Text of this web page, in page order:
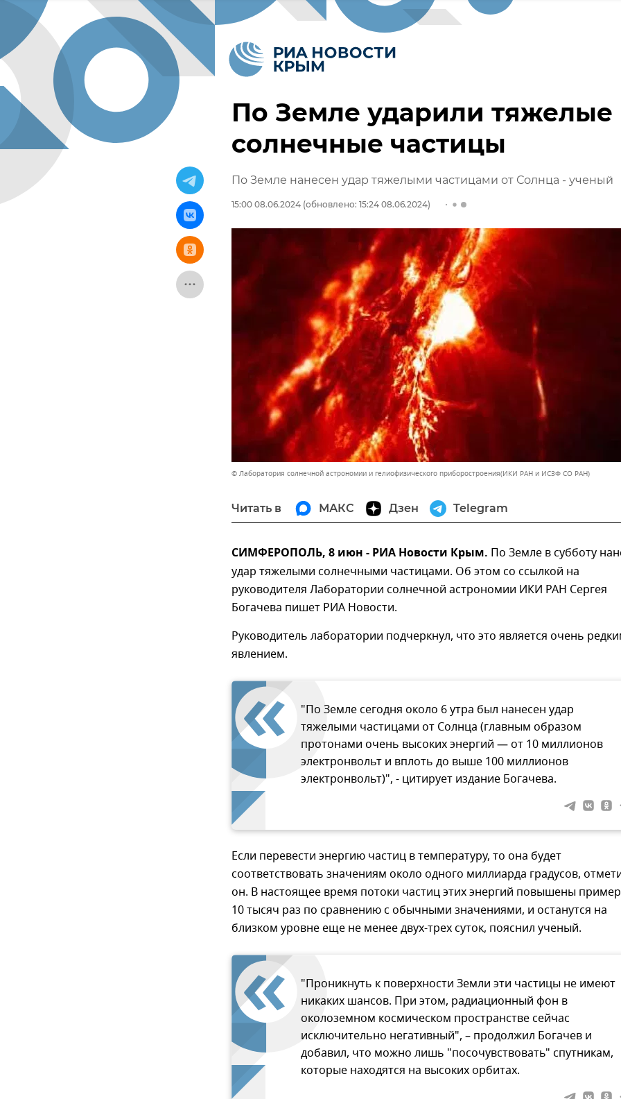
По Земле ударили тяжелые
солнечные частицы
По Земле нанесен удар тяжелыми частицами от Солнца - ученый
15:00 08.06.2024 (обновлено: 15:24 08.06.2024)
© Лаборатория солнечной астрономии и гелиофизического приборостроения(ИКИ РАН и ИСЗФ СО РАН)
Читать в МАКС Дзен Telegram
СИМФЕРОПОЛЬ, 8 июн - РИА Новости Крым. По Земле в субботу
удар тяжелыми солнечными частицами. Об этом со ссылкой на
руководителя Лаборатории солнечной астрономии ИКИ РАН Сергея
Богачева пишет РИА Новости.
Руководитель лаборатории подчеркнул, что это является очень
явлением.
"По Земле сегодня около 6 утра был нанесен удар
тяжелыми частицами от Солнца (главным образом
протонами очень высоких энергий — от 10 миллионов
электронвольт и вплоть до выше 100 миллионов
электронвольт)", - цитирует издание Богачева.
Если перевести энергию частиц в температуру, то она будет
соответствовать значениям около одного миллиарда градусов,
он. В настоящее время потоки частиц этих энергий повышены
10 тысяч раз по сравнению с обычными значениями, и останутся на
близком уровне еще не менее двух-трех суток, пояснил ученый.
"Проникнуть к поверхности Земли эти частицы не имеют
никаких шансов. При этом, радиационный фон в
околоземном космическом пространстве сейчас
исключительно негативный", – продолжил Богачев и
добавил, что можно лишь "посочувствовать" спутникам,
которые находятся на высоких орбитах.